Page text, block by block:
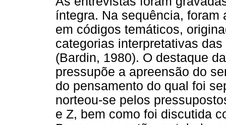
íntegra. Na sequência,
em códigos temáticos,
categorias interpretativas
(Bardin, 1980). O destaque
pressupõe a apreensão do
do pensamento do qual foi
norteou-se pelos
e Z, bem como foi discutida